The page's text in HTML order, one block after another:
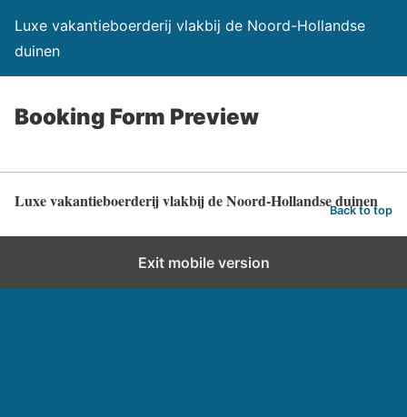
Luxe vakantieboerderij vlakbij de Noord-Hollandse
duinen
Booking Form Preview
Luxe vakantieboerderij vlakbij de Noord-Hollandse duinen
Back to top
Exit mobile version